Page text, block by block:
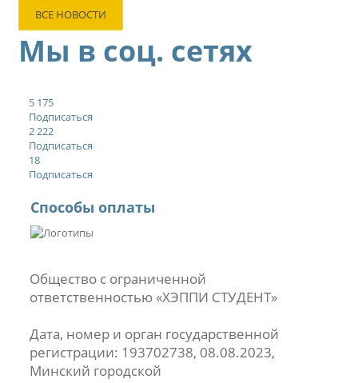
ВСЕ НОВОСТИ
Мы в соц. сетях
5 175
Подписаться
2 222
Подписаться
18
Подписаться
Способы оплаты
Общество с ограниченной
ответственностью «ХЭППИ СТУДЕНТ»
Дата, номер и орган государственной
регистрации: 193702738, 08.08.2023,
Минский городской